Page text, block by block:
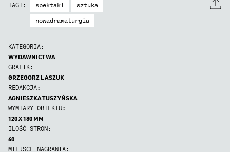
TAGI: spektakl
sztuka
nowadramaturgia
KATEGORIA:
WYDAWNICTWA
GRAFIK:
GRZEGORZ LASZUK
REDAKCJA:
AGNIESZKA TUSZYŃSKA
WYMIARY OBIEKTU:
120 X 180 MM
ILOŚĆ STRON:
60
MIEJSCE NAGRANIA: